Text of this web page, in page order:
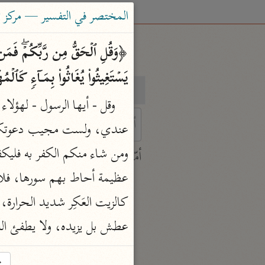
بحث
characters for results.
أمّهات
جامع البيان
ابن جرير الطبري (٣١٠ هـ)
نحو ٢٨ مجلدًا
تفسير القرآن العظيم
المختصر في التفسير — مركز
یَسۡتَغِیثُوا۟ یُغَاثُوا۟ بِمَاۤءࣲ
عطش بل يزيده، ولا يطفئ